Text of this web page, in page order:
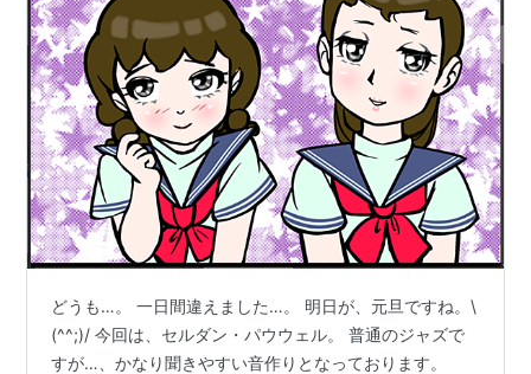
どうも…。 一日間違えました…。 明日が、元旦ですね。\
(^^;)/ 今回は、セルダン・パウウェル。 普通のジャズで
すが…、かなり聞きやすい音作りとなっております。